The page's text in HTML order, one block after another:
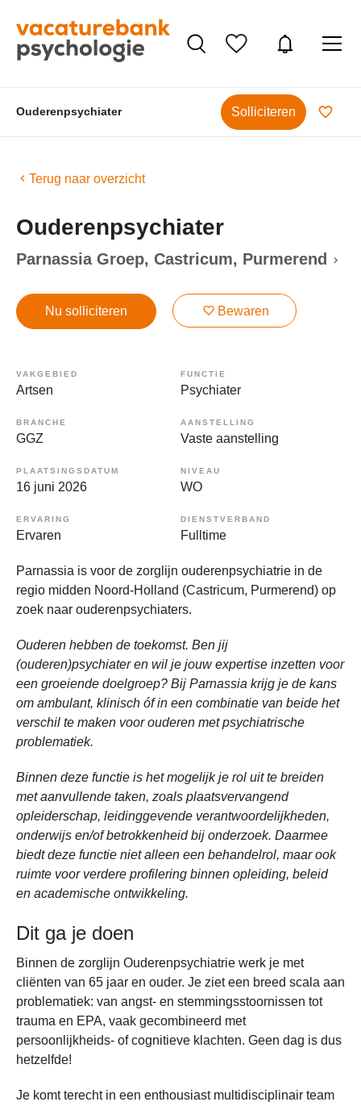
Ouderenpsychiater Solliciteren
Terug naar overzicht
Ouderenpsychiater
Parnassia Groep, Castricum, Purmerend
Nu solliciteren Bewaren
VAKGEBIED
Artsen
FUNCTIE
Psychiater
BRANCHE
GGZ
AANSTELLING
Vaste aanstelling
PLAATSINGSDATUM
16 juni 2026
NIVEAU
WO
ERVARING
Ervaren
DIENSTVERBAND
Fulltime
Parnassia is voor de zorglijn ouderenpsychiatrie in de
regio midden Noord-Holland (Castricum, Purmerend) op
zoek naar ouderenpsychiaters.
Ouderen hebben de toekomst. Ben jij
(ouderen)psychiater en wil je jouw expertise inzetten voor
een groeiende doelgroep? Bij Parnassia krijg je de kans
om ambulant, klinisch óf in een combinatie van beide het
verschil te maken voor ouderen met psychiatrische
problematiek.
Binnen deze functie is het mogelijk je rol uit te breiden
met aanvullende taken, zoals plaatsvervangend
opleiderschap, leidinggevende verantwoordelijkheden,
onderwijs en/of betrokkenheid bij onderzoek. Daarmee
biedt deze functie niet alleen een behandelrol, maar ook
ruimte voor verdere profilering binnen opleiding, beleid
en academische ontwikkeling.
Dit ga je doen
Binnen de zorglijn Ouderenpsychiatrie werk je met
cliënten van 65 jaar en ouder. Je ziet een breed scala aan
problematiek: van angst- en stemmingsstoornissen tot
trauma en EPA, vaak gecombineerd met
persoonlijkheids- of cognitieve klachten. Geen dag is dus
hetzelfde!
Je komt terecht in een enthousiast multidisciplinair team